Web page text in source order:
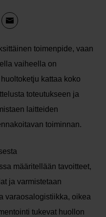
toimenpide, vaan
vaiheella on
kattaa koko
toteutukseen ja
laitteiden
toiminnan.
määritellään tavoitteet,
ja varmistetaan
varaosalogistiikka, oikea
tukevat huollon